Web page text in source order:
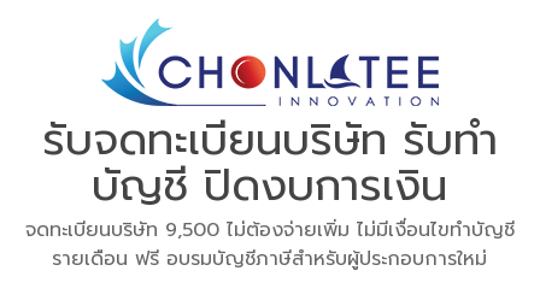
รับจดทะเบียนบริษัท รับทำ
บัญชี ปิดงบการเงิน
จดทะเบียนบริษัท 9,500 ไม่ต้องจ่ายเพิ่ม ไม่มีเงื่อนไขทำบัญชี
รายเดือน ฟรี อบรมบัญชีภาษีสำหรับผู้ประกอบการใหม่